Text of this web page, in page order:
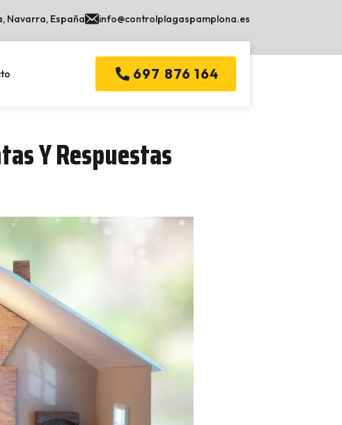
Navarra, España info@controlplagaspamplona.es
697 876 164
Y Respuestas